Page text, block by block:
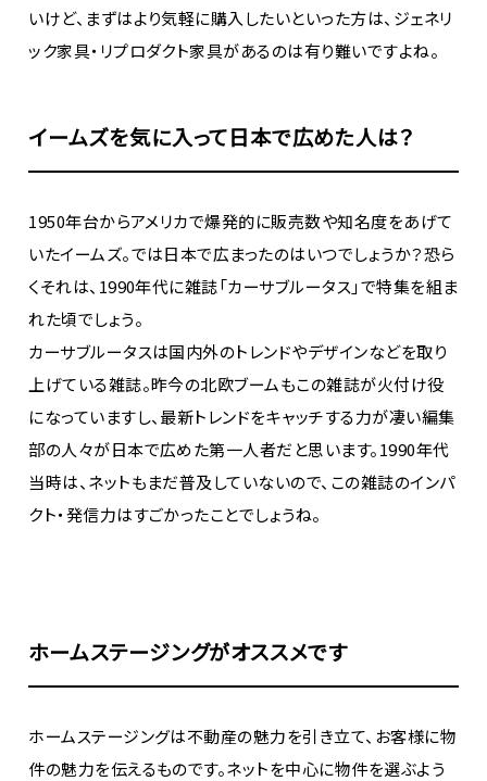
いけど、まずはより気軽に購入したいといった方は、ジェネリ
ック家具・リプロダクト家具があるのは有り難いですよね。
イームズを気に入って日本で広めた人は？
1950年台からアメリカで爆発的に販売数や知名度をあげて
いたイームズ。では日本で広まったのはいつでしょうか？恐ら
くそれは、1990年代に雑誌「カーサブルータス」で特集を組ま
れた頃でしょう。
カーサブルータスは国内外のトレンドやデザインなどを取り
上げている雑誌。昨今の北欧ブームもこの雑誌が火付け役
になっていますし、最新トレンドをキャッチする力が凄い編集
部の人々が日本で広めた第一人者だと思います。1990年代
当時は、ネットもまだ普及していないので、この雑誌のインパ
クト・発信力はすごかったことでしょうね。
ホームステージングがオススメです
ホームステージングは不動産の魅力を引き立て、お客様に物
件の魅力を伝えるものです。ネットを中心に物件を選ぶよう